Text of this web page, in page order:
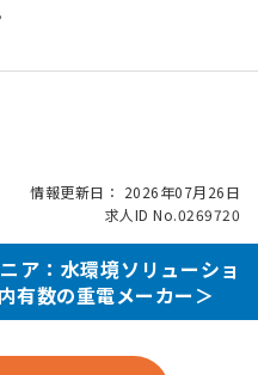
情報更新日： 2026年07月26日
求人ID No.0269720
ア：水環境ソリューショ
有数の重電メーカー＞